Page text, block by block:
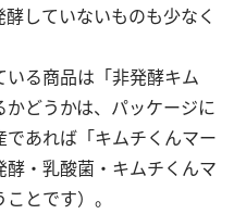
していないものも少なく
る商品は「非発酵キム
どうかは、パッケージに
あれば「キムチくんマー
・乳酸菌・キムチくんマ
とです）。